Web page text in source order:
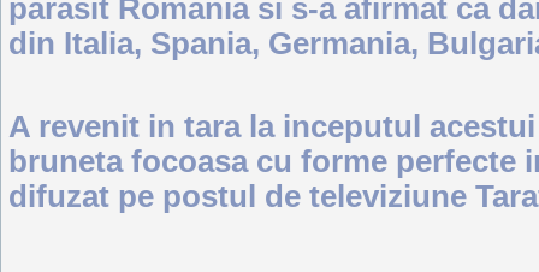
parasit Romania si s-a afirmat ca
din Italia, Spania, Germania,
A revenit in tara la inceputul
bruneta focoasa cu forme
difuzat pe postul de televiziune